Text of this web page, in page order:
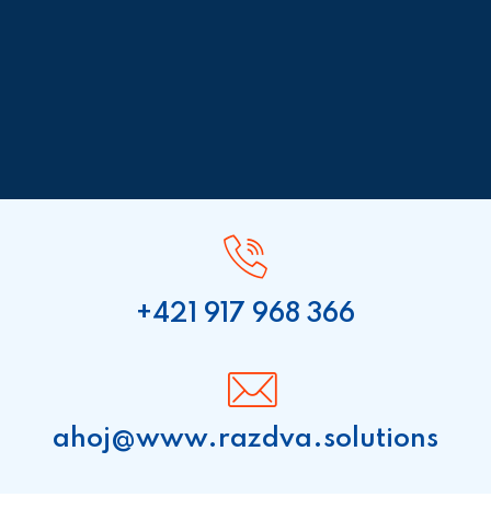
+421 917 968 366
ahoj@www.razdva.solutions